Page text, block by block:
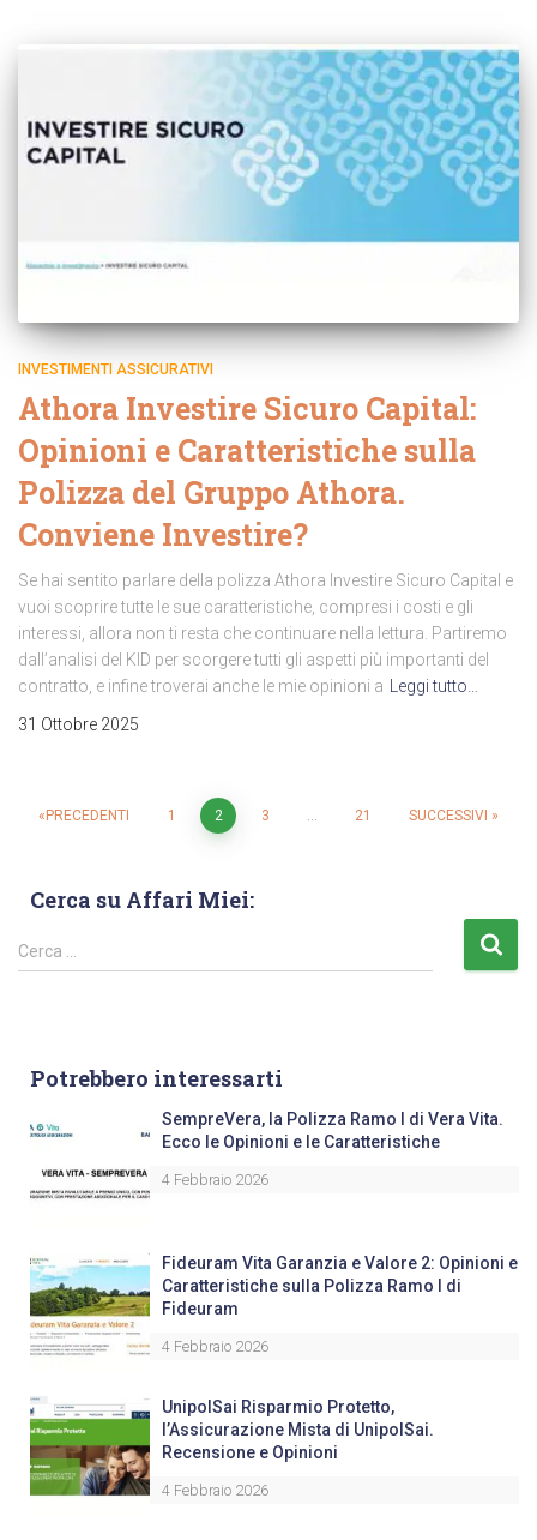
INVESTIMENTI ASSICURATIVI
Athora Investire Sicuro Capital:
Opinioni e Caratteristiche sulla
Polizza del Gruppo Athora.
Conviene Investire?
Se hai sentito parlare della polizza Athora Investire Sicuro Capital e
vuoi scoprire tutte le sue caratteristiche, compresi i costi e gli
interessi, allora non ti resta che continuare nella lettura. Partiremo
dall’analisi del KID per scorgere tutti gli aspetti più importanti del
contratto, e infine troverai anche le mie opinioni a
Leggi tutto…
31 Ottobre 2025
PRECEDENTI 1 2 3 … 21 SUCCESSIVI
Cerca su Affari Miei:
Cerca …
Potrebbero interessarti
SempreVera, la Polizza Ramo I di Vera Vita.
Ecco le Opinioni e le Caratteristiche
4 Febbraio 2026
Fideuram Vita Garanzia e Valore 2: Opinioni e
Caratteristiche sulla Polizza Ramo I di
Fideuram
4 Febbraio 2026
UnipolSai Risparmio Protetto,
l’Assicurazione Mista di UnipolSai.
Recensione e Opinioni
4 Febbraio 2026